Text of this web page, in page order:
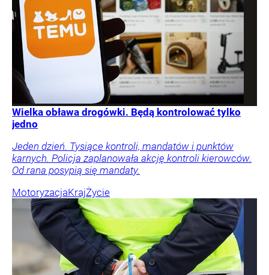
Wielka obława drogówki. Będą kontrolować tylko
jedno
Jeden dzień. Tysiące kontroli, mandatów i punktów
karnych. Policja zaplanowała akcję kontroli kierowców.
Od rana posypią się mandaty.
MotoryzacjaKrajŻycie